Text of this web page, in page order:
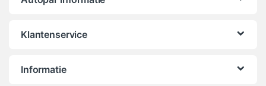
Klantenservice
Informatie